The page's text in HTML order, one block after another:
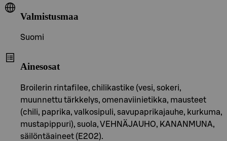
Valmistusmaa
Suomi
Ainesosat
Broilerin rintafilee, chilikastike (vesi, sokeri,
muunnettu tärkkelys, omenaviinietikka, mausteet
(chili, paprika, valkosipuli, savupaprikajauhe, kurkuma,
mustapippuri), suola, VEHNÄJAUHO, KANANMUNA,
säilöntäaineet (E202).